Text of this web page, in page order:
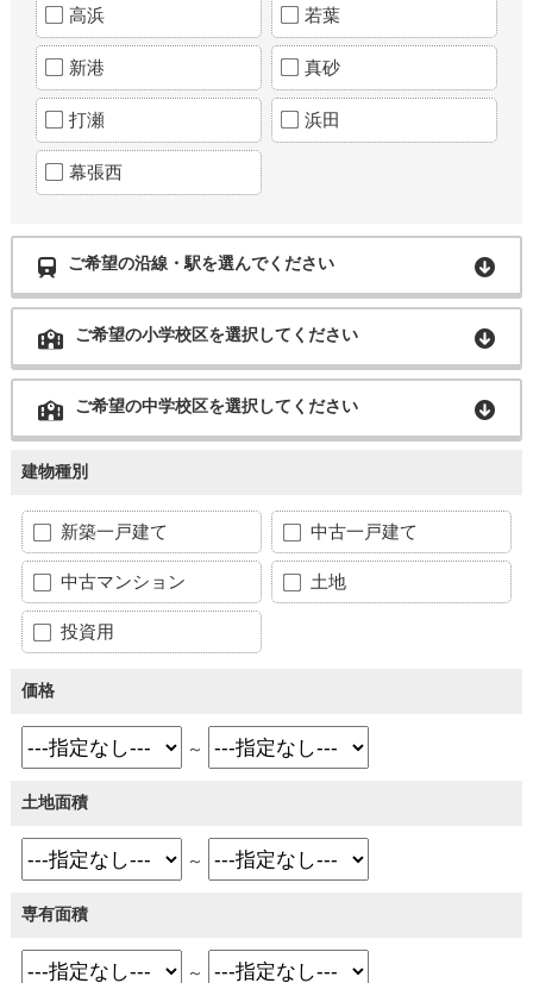
高浜 若葉
新港 真砂
打瀬 浜田
幕張西
ご希望の沿線・駅を選んでください
ご希望の小学校区を選択してください
ご希望の中学校区を選択してください
建物種別
新築一戸建て 中古一戸建て
中古マンション 土地
投資用
価格
～
土地面積
～
専有面積
～